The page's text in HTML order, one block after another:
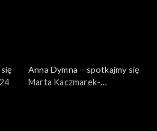
Anna Dymna – spotkajmy się
Marta Kaczmarek-